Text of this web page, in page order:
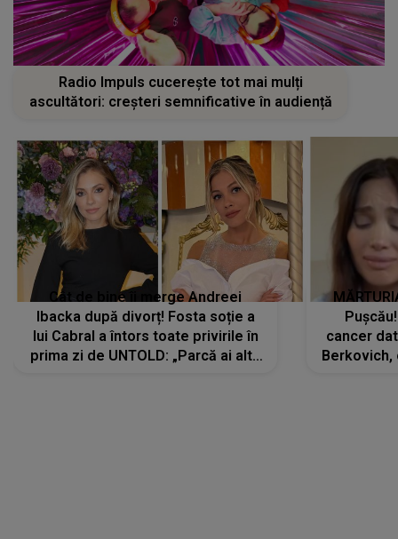
Radio Impuls cucerește tot mai mulți
ascultători: creșteri semnificative în audiență
Cât de bine îi merge Andreei
Ibacka după divorț! Fosta soție a
lui Cabral a întors toate privirile în
prima zi de UNTOLD: „Parcă ai altă
cancer
Berkovich,